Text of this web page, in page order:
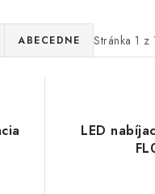
Stránka 1 z
ABECEDNE
LED